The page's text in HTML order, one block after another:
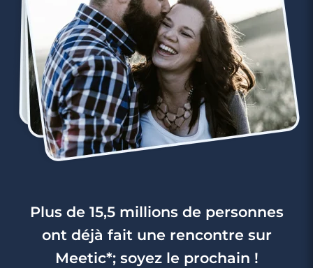
Plus de 15,5 millions de personnes
ont déjà fait une rencontre sur
Meetic*; soyez le prochain !